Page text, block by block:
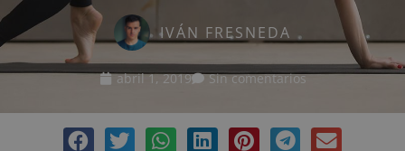
IVÁN FRESNEDA
abril 1, 2019 Sin comentarios